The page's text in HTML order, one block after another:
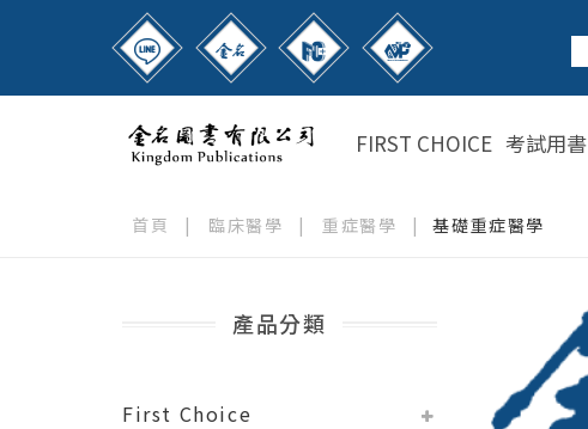
FIRST CHOICE 考試用書
首頁 | 臨床醫學 | 重症醫學 | 基礎重症醫學
產品分類
First Choice